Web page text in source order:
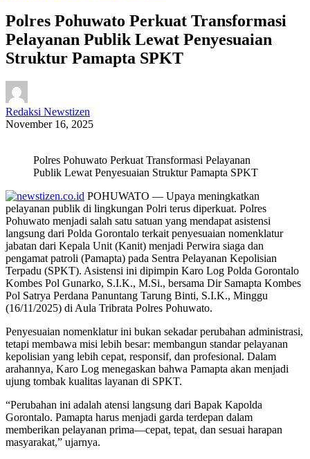
Polres Pohuwato Perkuat Transformasi
Pelayanan Publik Lewat Penyesuaian
Struktur Pamapta SPKT
Redaksi Newstizen
November 16, 2025
Polres Pohuwato Perkuat Transformasi Pelayanan
Publik Lewat Penyesuaian Struktur Pamapta SPKT
POHUWATO — Upaya meningkatkan
pelayanan publik di lingkungan Polri terus diperkuat. Polres
Pohuwato menjadi salah satu satuan yang mendapat asistensi
langsung dari Polda Gorontalo terkait penyesuaian nomenklatur
jabatan dari Kepala Unit (Kanit) menjadi Perwira siaga dan
pengamat patroli (Pamapta) pada Sentra Pelayanan Kepolisian
Terpadu (SPKT). Asistensi ini dipimpin Karo Log Polda Gorontalo
Kombes Pol Gunarko, S.I.K., M.Si., bersama Dir Samapta Kombes
Pol Satrya Perdana Panuntang Tarung Binti, S.I.K., Minggu
(16/11/2025) di Aula Tribrata Polres Pohuwato.
Penyesuaian nomenklatur ini bukan sekadar perubahan administrasi,
tetapi membawa misi lebih besar: membangun standar pelayanan
kepolisian yang lebih cepat, responsif, dan profesional. Dalam
arahannya, Karo Log menegaskan bahwa Pamapta akan menjadi
ujung tombak kualitas layanan di SPKT.
“Perubahan ini adalah atensi langsung dari Bapak Kapolda
Gorontalo. Pamapta harus menjadi garda terdepan dalam
memberikan pelayanan prima—cepat, tepat, dan sesuai harapan
masyarakat,” ujarnya.